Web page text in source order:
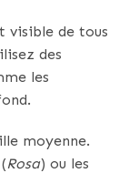
visible de tous
des
les
moyenne.
Rosa) ou les